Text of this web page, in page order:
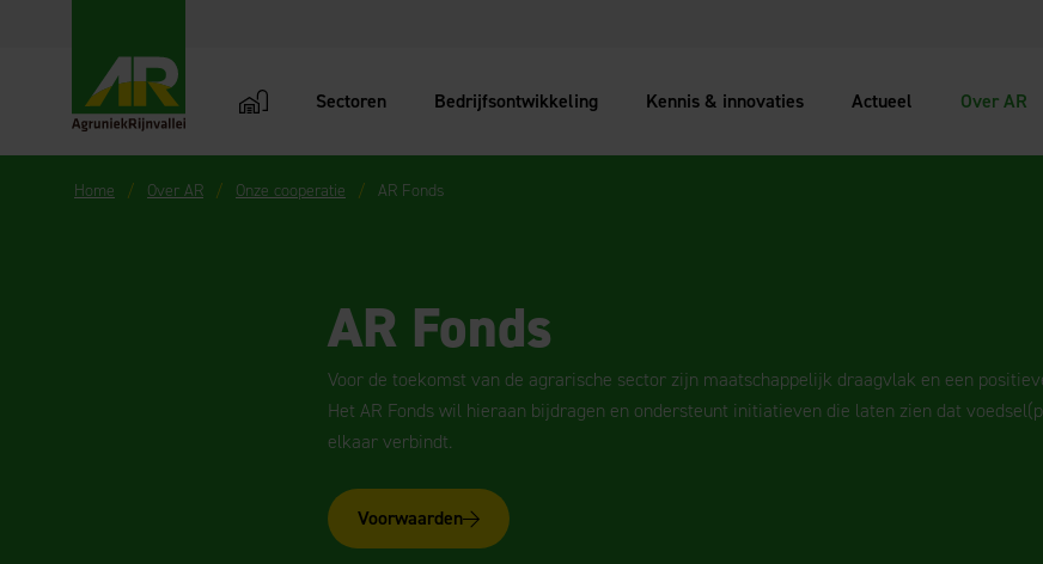
Sectoren Bedrijfsontwikkeling Kennis & innovaties Actueel Over AR
Home Over AR Onze cooperatie AR Fonds
AR Fonds
Voor de toekomst van de agrarische sector zijn maatschappelijk draagvlak en een
Het AR Fonds wil hieraan bijdragen en ondersteunt initiatieven die laten zien dat
elkaar verbindt.
Voorwaarden